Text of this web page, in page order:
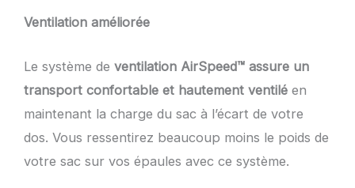
Ventilation améliorée
Le système de ventilation AirSpeed™ assure un
transport confortable et hautement ventilé en
maintenant la charge du sac à l’écart de votre
dos. Vous ressentirez beaucoup moins le poids de
votre sac sur vos épaules avec ce système.